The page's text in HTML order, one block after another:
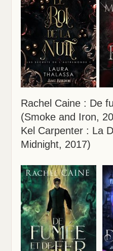
Rachel Caine : De
(Smoke and Iron,
Kel Carpenter : La
Midnight, 2017)